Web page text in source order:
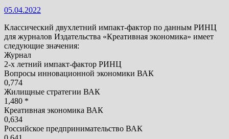
05.04.2022
Классический двухлетний импакт-фактор по данным РИНЦ
для журналов Издательства «Креативная экономика» имеет
следующие значения:
Журнал
2-х летний импакт-фактор РИНЦ
Вопросы инновационной экономики ВАК
0,774
Жилищные стратегии ВАК
1,480 *
Креативная экономика ВАК
0,634
Российское предпринимательство ВАК